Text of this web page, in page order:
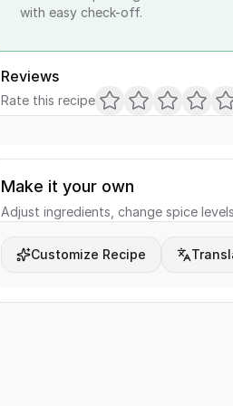
with easy check-off.
Reviews
Rate this recipe
Make it your own
Adjust ingredients, change spice
Customize Recipe